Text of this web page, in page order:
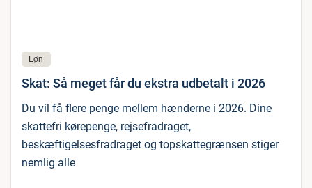
Løn
Skat: Så meget får du ekstra udbetalt i 2026
Du vil få flere penge mellem hænderne i 2026. Dine
skattefri kørepenge, rejsefradraget,
beskæftigelsesfradraget og topskattegrænsen stiger
nemlig alle